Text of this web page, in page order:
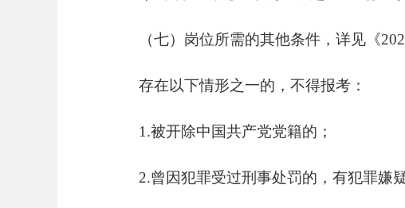
（七）岗位所需的其他条件，详见《
存在以下情形之一的，不得报考：
1.被开除中国共产党党籍的；
2.曾因犯罪受过刑事处罚的，有犯罪嫌